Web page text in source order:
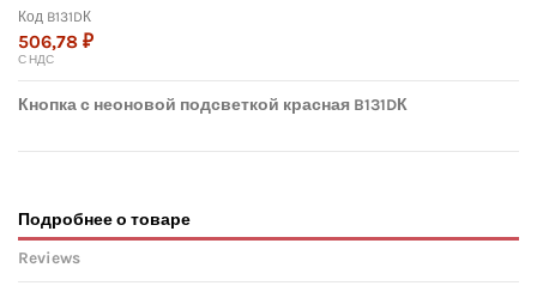
Код B131DК
506,78 ₽
С НДС
Кнопка с неоновой подсветкой красная B131DК
Подробнее о товаре
Reviews